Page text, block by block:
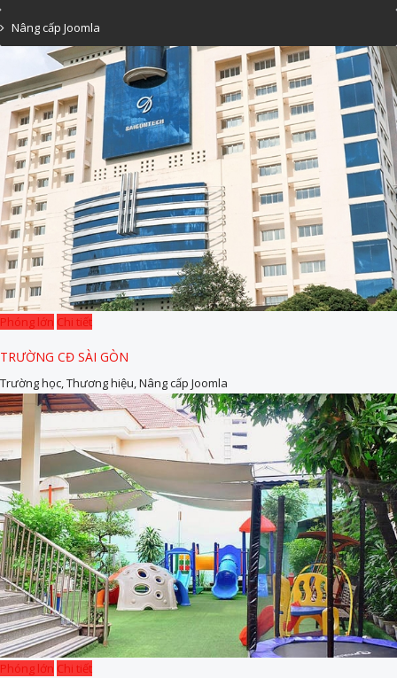
Nâng cấp Joomla
Phóng lớn Chi tiết
TRƯỜNG CĐ SÀI GÒN
Trường học, Thương hiệu, Nâng cấp Joomla
Phóng lớn Chi tiết